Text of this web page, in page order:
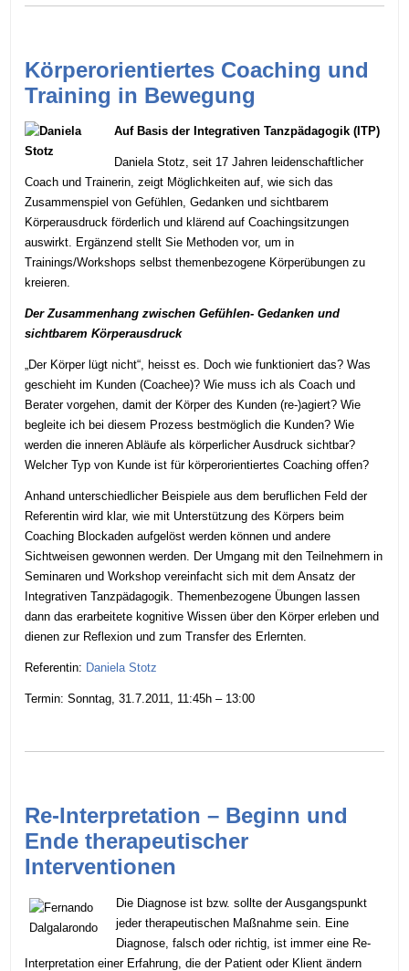
Körperorientiertes Coaching und
Training in Bewegung
Auf Basis der Integrativen Tanzpädagogik (ITP)
Daniela Stotz, seit 17 Jahren leidenschaftlicher
Coach und Trainerin, zeigt Möglichkeiten auf, wie sich das
Zusammenspiel von Gefühlen, Gedanken und sichtbarem
Körperausdruck förderlich und klärend auf Coachingsitzungen
auswirkt. Ergänzend stellt Sie Methoden vor, um in
Trainings/Workshops selbst themenbezogene Körperübungen zu
kreieren.
Der Zusammenhang zwischen Gefühlen- Gedanken und
sichtbarem Körperausdruck
„Der Körper lügt nicht“, heisst es. Doch wie funktioniert das? Was
geschieht im Kunden (Coachee)? Wie muss ich als Coach und
Berater vorgehen, damit der Körper des Kunden (re-)agiert? Wie
begleite ich bei diesem Prozess bestmöglich die Kunden? Wie
werden die inneren Abläufe als körperlicher Ausdruck sichtbar?
Welcher Typ von Kunde ist für körperorientiertes Coaching offen?
Anhand unterschiedlicher Beispiele aus dem beruflichen Feld der
Referentin wird klar, wie mit Unterstützung des Körpers beim
Coaching Blockaden aufgelöst werden können und andere
Sichtweisen gewonnen werden. Der Umgang mit den Teilnehmern in
Seminaren und Workshop vereinfacht sich mit dem Ansatz der
Integrativen Tanzpädagogik. Themenbezogene Übungen lassen
dann das erarbeitete kognitive Wissen über den Körper erleben und
dienen zur Reflexion und zum Transfer des Erlernten.
Referentin: Daniela Stotz
Termin: Sonntag, 31.7.2011, 11:45h – 13:00
Re-Interpretation – Beginn und
Ende therapeutischer
Interventionen
Die Diagnose ist bzw. sollte der Ausgangspunkt
jeder therapeutischen Maßnahme sein. Eine
Diagnose, falsch oder richtig, ist immer eine Re-
Interpretation einer Erfahrung, die der Patient oder Klient ändern